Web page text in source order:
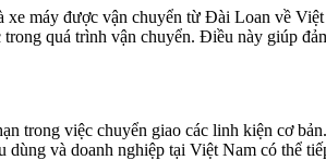
máy được vận chuyển từ Đài Loan về
quá trình vận chuyển. Điều này giúp
việc chuyển giao các linh kiện cơ
và doanh nghiệp tại Việt Nam có thể